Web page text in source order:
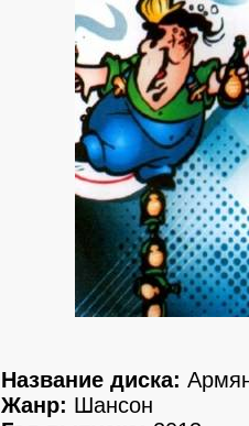
Название диска:
Жанр: Шансон